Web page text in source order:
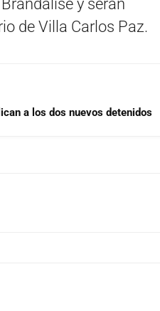
y serán
de Villa Carlos Paz.
a los dos nuevos detenidos